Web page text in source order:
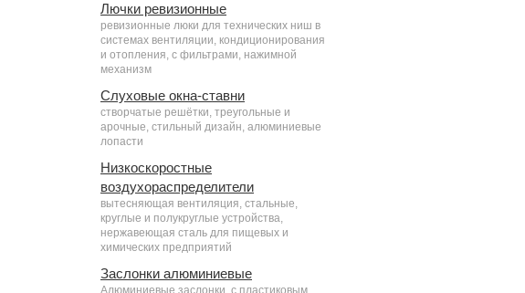
Лючки ревизионные
ревизионные люки для технических ниш в
системах вентиляции, кондиционирования
и отопления, с фильтрами, нажимной
механизм
Слуховые окна-ставни
створчатые решётки, треугольные и
арочные, стильный дизайн, алюминиевые
лопасти
Низкоскоростные
воздухораспределители
вытесняющая вентиляция, стальные,
круглые и полукруглые устройства,
нержавеющая сталь для пищевых и
химических предприятий
Заслонки алюминиевые
Алюминиевые заслонки, с пластиковым